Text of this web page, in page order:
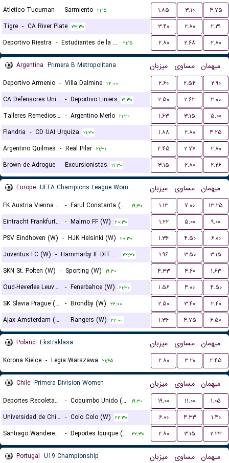
Atletico Tucuman - Sarmiento ۲۱:۱۵ ۱.۸۵ ۳.۱۰
۴.۷۵
Tigre - CA River Plate ۲۳:۳۰ ۳.۴۰ ۲.۸۰
۲.۳۱
Deportivo Riestra - Estudiantes de la Plata ۲۱:۱۵ ۲.۸۰ ۲.۶۸ ۲.۸۰
Argentina Primera B Metropolitana میزبان مساوی میهمان
Deportivo Armenio - Villa Dalmine ۲۲:۰۰ ۲.۶۰ ۲.۵۴
۲.۹۰
CA Defensores Unidos - Deportivo Liniers ۲۱:۳۰ ۲.۵۰ ۲.۶۳
۳.۰۰
Talleres Remedios Escalada - Argentino Merlo ۲۱:۳۰ ۱.۶۳ ۳.۱۵
۵.۰۰
Flandria - CD UAI Urquiza ۲۱:۳۰ ۱.۸۸ ۲.۸۰
۴.۲۵
Argentino Quilmes - Real Pilar ۲۱:۳۰ ۲.۴۵ ۲.۷۷
۲.۸۰
Brown de Adrogue - Excursionistas ۲۱:۳۰ ۳.۱۵ ۲.۸۰ ۲.۲۶
Europe UEFA Champions League Women Qualification میزبان مساوی میهمان
FK Austria Vienna (W) - Farul Constanta (W) ۱۹:۳۰ ۱.۱۳ ۷.۰۰
۱۳.۲۵
Eintracht Frankfurt (W) - Malmo FF (W) ۲۰:۳۰ ۱.۲۲ ۵.۰۰
۹.۰۰
PSV Eindhoven (W) - HJK Helsinki (W) ۲۰:۳۰ ۱.۳۶ ۴.۵۰
۶.۰۰
Juventus FC (W) - Hammarby IF DFF (W) ۲۲:۳۰ ۱.۹۶ ۳.۵۰
۳.۱۵
SKN St. Polten (W) - Sporting (W) ۱۹:۳۰ ۴.۳۳ ۳.۶۰
۱.۶۳
Oud-Heverlee Leuven (W)
- Fenerbahce (W) ۲۱:۳۰ ۱.۵۶ ۴.۰۰
۴.۵۰
SK Slavia Prague (W)
- Brondby (W) ۲۲:۰۰ ۲.۵۰ ۳.۴۰
۲.۴۰
Ajax Amsterdam (W)
- Rangers (W) ۲۲:۰۰ ۱.۳۶ ۴.۷۵ ۶.۵۰
Poland Ekstraklasa میزبان مساوی میهمان
Korona Kielce - Legia Warszawa ۲۱:۴۵ ۲.۸۰ ۳.۲۰ ۲.۴۵
Chile Primera Division Women میزبان مساوی میهمان
Deportes Recoleta (W) - Coquimbo Unido (W) ۱۹:۳۰ ۱۹.۰۰ ۱۱.۰۰
۱.۰۵
Universidad de Chile (W) - Colo Colo (W) ۲۲:۳۰ ۶.۰۰ ۴.۳۳
۱.۴۰
Santiago Wanderers (W)
- Deportes Iquique (W) ۲۲:۳۰ ۲.۸۰ ۳.۱۵ ۲.۲۳
Portugal U19 Championship میزبان مساوی میهمان